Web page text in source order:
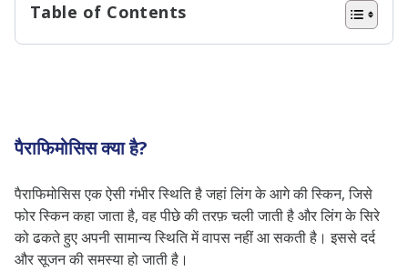
Table of Contents
पैराफिमोसिस के लक्षण
पैराफिमोसिस का उपचार
पैराफिमोसिस से बचाव के उपाय
पैराफिमोसिस क्या है?
पैराफिमोसिस एक ऐसी गंभीर स्थिति है जहां लिंग के आगे की स्किन, जिसे
फोर स्किन कहा जाता है, वह पीछे की तरफ़ चली जाती है और लिंग के सिरे
को ढकते हुए अपनी सामान्य स्थिति में वापस नहीं आ सकती है। इससे दर्द
और सूजन की समस्या हो जाती है।